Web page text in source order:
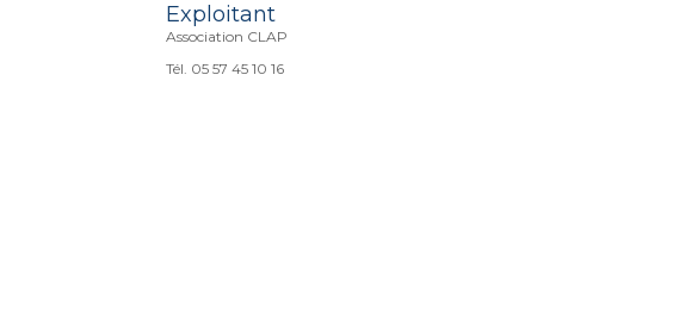
Exploitant
Association CLAP
Tél. 05 57 45 10 16